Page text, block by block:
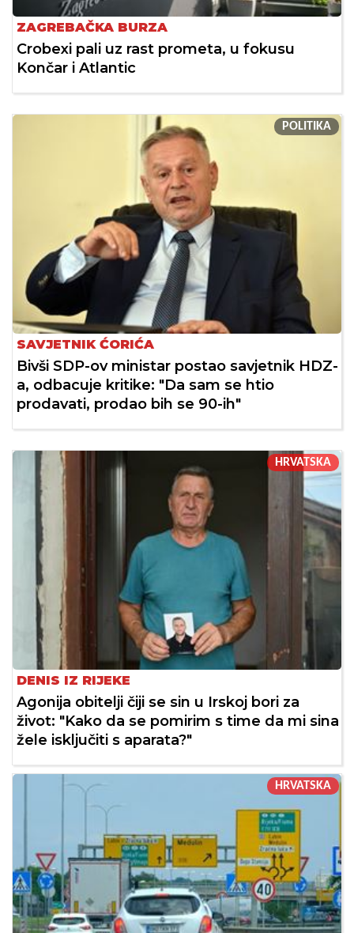
ZAGREBAČKA BURZA
Crobexi pali uz rast prometa, u fokusu
Končar i Atlantic
POLITIKA
SAVJETNIK ĆORIĆA
Bivši SDP-ov ministar postao savjetnik HDZ-
a, odbacuje kritike: "Da sam se htio
prodavati, prodao bih se 90-ih"
HRVATSKA
DENIS IZ RIJEKE
Agonija obitelji čiji se sin u Irskoj bori za
život: "Kako da se pomirim s time da mi sina
žele isključiti s aparata?"
HRVATSKA